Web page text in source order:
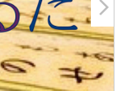
arrow_forward_ios